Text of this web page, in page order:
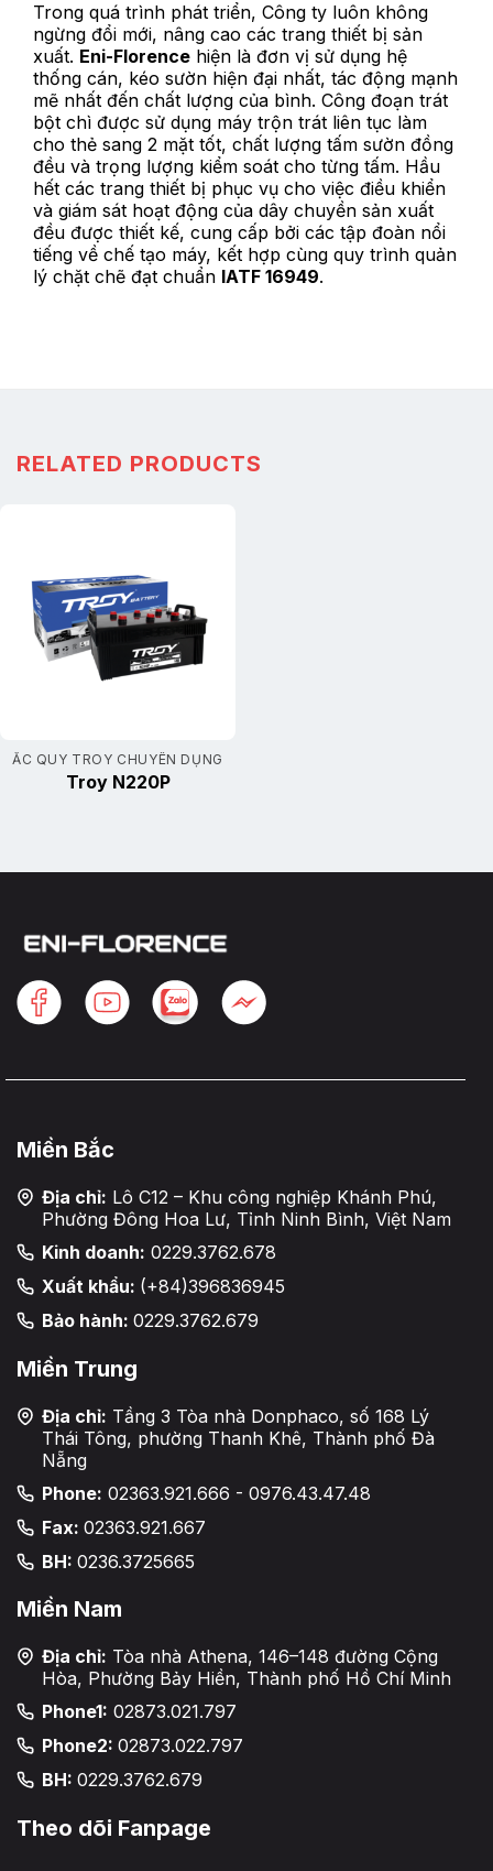
Trong quá trình phát triển, Công ty luôn không
ngừng đổi mới, nâng cao các trang thiết bị sản
xuất. Eni-Florence hiện là đơn vị sử dụng hệ
thống cán, kéo sườn hiện đại nhất, tác động mạnh
mẽ nhất đến chất lượng của bình. Công đoạn trát
bột chì được sử dụng máy trộn trát liên tục làm
cho thẻ sang 2 mặt tốt, chất lượng tấm sườn đồng
đều và trọng lượng kiểm soát cho từng tấm. Hầu
hết các trang thiết bị phục vụ cho việc điều khiển
và giám sát hoạt động của dây chuyền sản xuất
đều được thiết kế, cung cấp bởi các tập đoàn nổi
tiếng về chế tạo máy, kết hợp cùng quy trình quản
lý chặt chẽ đạt chuẩn IATF 16949.
RELATED PRODUCTS
ẮC QUY TROY CHUYÊN DỤNG
Troy N220P
Miền Bắc
Địa chỉ: Lô C12 – Khu công nghiệp Khánh Phú,
Phường Đông Hoa Lư, Tỉnh Ninh Bình, Việt Nam
Kinh doanh: 0229.3762.678
Xuất khẩu: (+84)396836945
Bảo hành: 0229.3762.679
Miền Trung
Địa chỉ: Tầng 3 Tòa nhà Donphaco, số 168 Lý
Thái Tông, phường Thanh Khê, Thành phố Đà
Nẵng
Phone: 02363.921.666 - 0976.43.47.48
Fax: 02363.921.667
BH: 0236.3725665
Miền Nam
Địa chỉ: Tòa nhà Athena, 146–148 đường Cộng
Hòa, Phường Bảy Hiền, Thành phố Hồ Chí Minh
Phone1: 02873.021.797
Phone2: 02873.022.797
BH: 0229.3762.679
Theo dõi Fanpage